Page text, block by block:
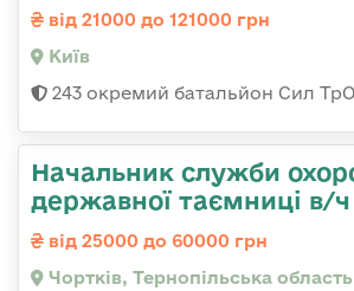
від 21000 до 121000 грн
Київ
243 окремий батальйон Сил ТрО
Начальник служби
державної таємниці в/ч
від 25000 до 60000 грн
Чортків, Тернопільська область